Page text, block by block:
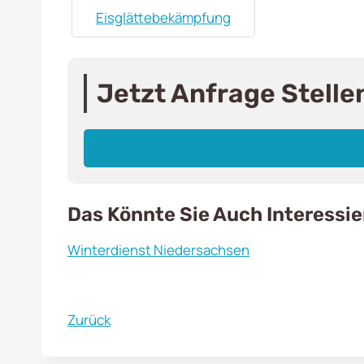
Eisglättebekämpfung
Jetzt Anfrage
Das Könnte Sie Auch
Winterdienst Niedersachsen
Zurück